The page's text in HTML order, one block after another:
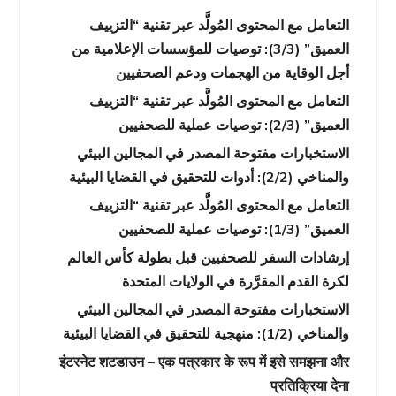
التعامل مع المحتوى المُولَّد عبر تقنية “التزييف
العميق” (3/3): توصيات للمؤسسات الإعلامية من
أجل الوقاية من الهجمات ودعم الصحفيين
التعامل مع المحتوى المُولَّد عبر تقنية “التزييف
العميق” (2/3): توصيات عملية للصحفيين
الاستخبارات مفتوحة المصدر في المجالين البيئي
والمناخي (2/2): أدوات للتحقيق في القضايا البيئية
التعامل مع المحتوى المُولَّد عبر تقنية “التزييف
العميق” (1/3): توصيات عملية للصحفيين
إرشادات السفر للصحفيين قبل بطولة كأس العالم
لكرة القدم المقرَّرة في الولايات المتحدة
الاستخبارات مفتوحة المصدر في المجالين البيئي
والمناخي (1/2): منهجية للتحقيق في القضايا البيئية
इंटरनेट शटडाउन – एक पत्रकार के रूप में इसे समझना और
प्रतिक्रिया देना